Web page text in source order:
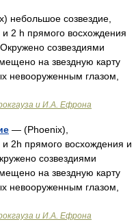
небольшое созвездие,
2 h прямого восхождения
созвездиями
на звездную карту
невооруженным глазом,
и И.А. Ефрона
— (Phoenix),
2h прямого восхождения и
созвездиями
на звездную карту
невооруженным глазом,
и И.А. Ефрона